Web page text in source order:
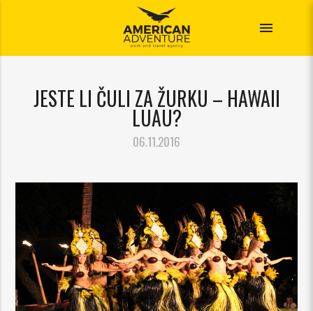
menu
JESTE LI ČULI ZA ŽURKU – HAWAII
LUAU?
06.11.2016